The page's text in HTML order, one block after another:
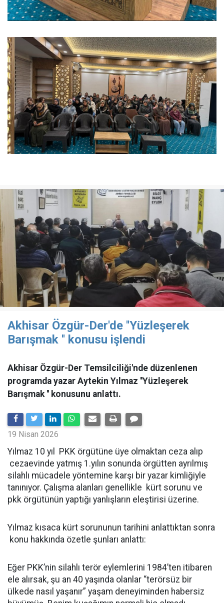
Akhisar Özgür-Der'de ''Yüzleşerek
Barışmak '' konusu işlendi
Akhisar Özgür-Der Temsilciliği'nde düzenlenen
programda yazar Aytekin Yılmaz ''Yüzleşerek
Barışmak '' konusunu anlattı.
19 Nisan 2026
Yılmaz 10 yıl PKK örgütüne üye olmaktan ceza alıp
cezaevinde yatmış 1.yılın sonunda örgütten ayrılmış
silahlı mücadele yöntemine karşı bir yazar kimliğiyle
tanınıyor. Çalışma alanları genellikle kürt sorunu ve
pkk örgütünün yaptığı yanlışların eleştirisi üzerine.
Yılmaz kısaca kürt sorununun tarihini anlattıktan sonra
konu hakkında özetle şunları anlattı:
Eğer PKK’nin silahlı terör eylemlerini 1984’ten itibaren
ele alırsak, şu an 40 yaşında olanlar “terörsüz bir
ülkede nasıl yaşanır” yaşam deneyiminden habersiz